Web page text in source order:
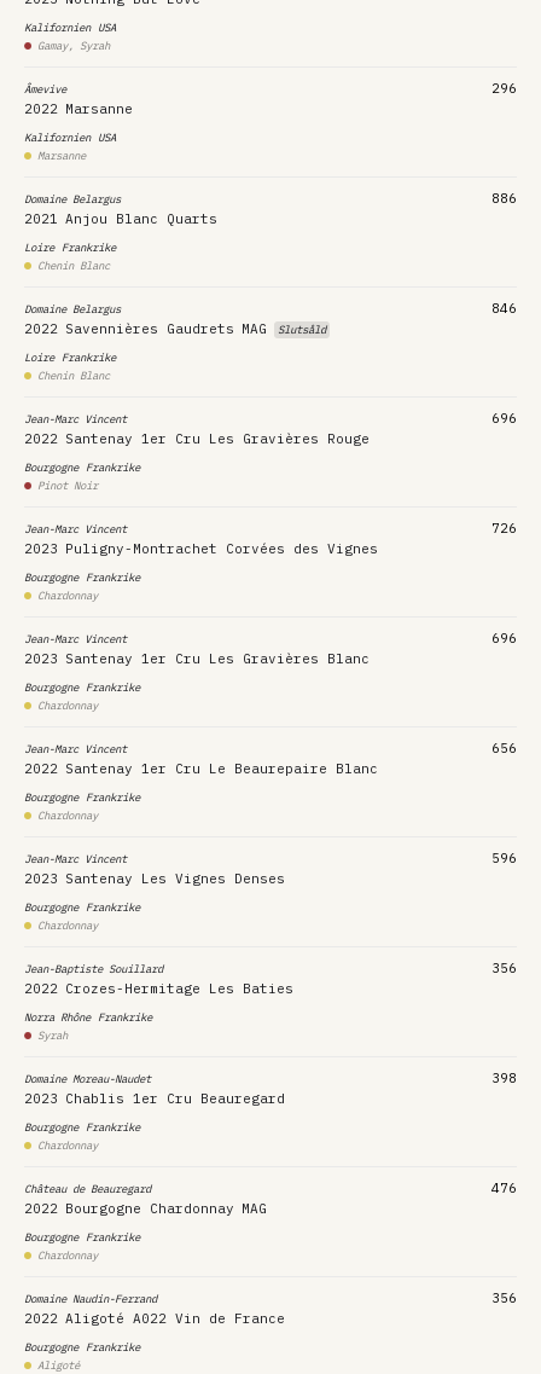
Kalifornien
USA
Gamay, Syrah
Âmevive
2022 Marsanne
Kalifornien
USA
Marsanne
296
Domaine Belargus
2021 Anjou Blanc Quarts
Loire
Frankrike
Chenin Blanc
886
Domaine Belargus
2022 Savennières Gaudrets MAG Slutsåld
Loire
Frankrike
Chenin Blanc
846
Jean-Marc Vincent
2022 Santenay 1er Cru Les Gravières Rouge
Bourgogne
Frankrike
Pinot Noir
696
Jean-Marc Vincent
2023 Puligny-Montrachet Corvées des Vignes
Bourgogne
Frankrike
Chardonnay
726
Jean-Marc Vincent
2023 Santenay 1er Cru Les Gravières Blanc
Bourgogne
Frankrike
Chardonnay
696
Jean-Marc Vincent
2022 Santenay 1er Cru Le Beaurepaire Blanc
Bourgogne
Frankrike
Chardonnay
656
Jean-Marc Vincent
2023 Santenay Les Vignes Denses
Bourgogne
Frankrike
Chardonnay
596
Jean-Baptiste Souillard
2022 Crozes-Hermitage Les Baties
Norra Rhône
Frankrike
Syrah
356
Domaine Moreau-Naudet
2023 Chablis 1er Cru Beauregard
Bourgogne
Frankrike
Chardonnay
398
Château de Beauregard
2022 Bourgogne Chardonnay MAG
Bourgogne
Frankrike
Chardonnay
476
Domaine Naudin-Ferrand
2022 Aligoté A022 Vin de France
Bourgogne
Frankrike
Aligoté
356